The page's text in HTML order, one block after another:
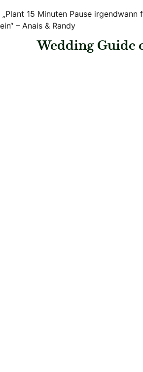
„Plant 15 Minuten Pause
ein“ – Anais & Randy
Wedding Guide